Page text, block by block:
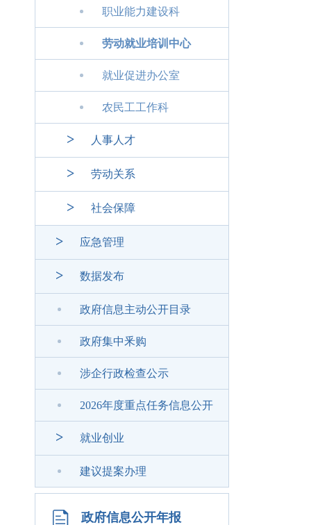
职业能力建设科
劳动就业培训中心
就业促进办公室
农民工工作科
> 人事人才
> 劳动关系
> 社会保障
> 应急管理
> 数据发布
政府信息主动公开目录
政府集中釆购
涉企行政检查公示
2026年度重点任务信息公开
> 就业创业
建议提案办理
政府信息公开年报